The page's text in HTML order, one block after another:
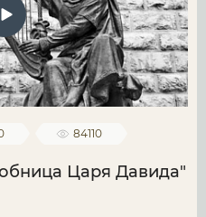
84110
Царя Давида"